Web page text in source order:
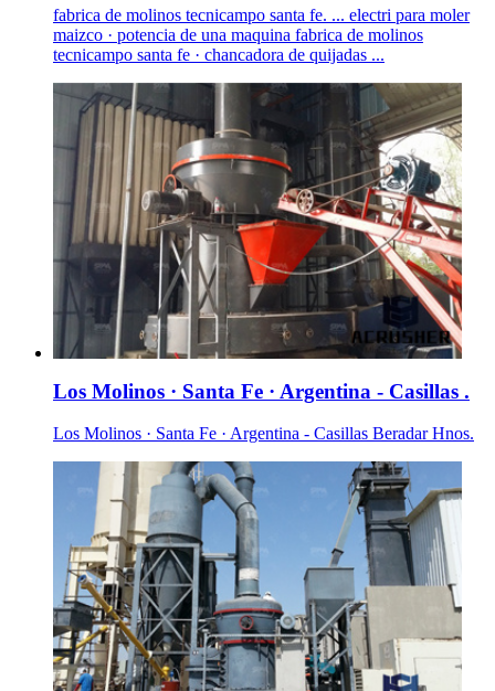
fabrica de molinos tecnicampo santa fe. ... electri para moler
maizco · potencia de una maquina fabrica de molinos
tecnicampo santa fe · chancadora de quijadas ...
Los Molinos · Santa Fe · Argentina - Casillas .
Los Molinos · Santa Fe · Argentina - Casillas Beradar Hnos.